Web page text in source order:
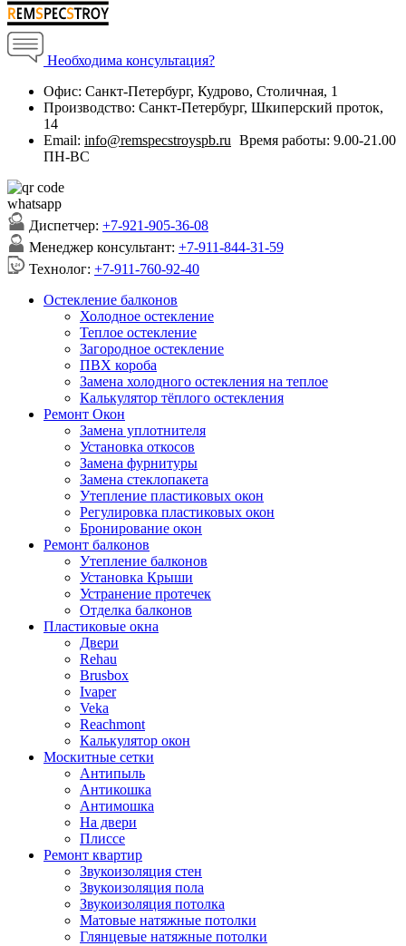
Необходима консультация?
Офис: Санкт-Петербург, Кудрово, Столичная, 1
Производство: Санкт-Петербург, Шкиперский проток,
14
Email: info@remspecstroyspb.ru Время работы: 9.00-21.00
ПН-ВС
Диспетчер: +7-921-905-36-08
Менеджер консультант: +7-911-844-31-59
Технолог: +7-911-760-92-40
Остекление балконов
Холодное остекление
Теплое остекление
Загородное остекление
ПВХ короба
Замена холодного остекления на теплое
Калькулятор тёплого остекления
Ремонт Окон
Замена уплотнителя
Установка откосов
Замена фурнитуры
Замена стеклопакета
Утепление пластиковых окон
Регулировка пластиковых окон
Бронирование окон
Ремонт балконов
Утепление балконов
Установка Крыши
Устранение протечек
Отделка балконов
Пластиковые окна
Двери
Rehau
Brusbox
Ivaper
Veka
Reachmont
Калькулятор окон
Москитные сетки
Антипыль
Антикошка
Антимошка
На двери
Плиссе
Ремонт квартир
Звукоизоляция стен
Звукоизоляция пола
Звукоизоляция потолка
Матовые натяжные потолки
Глянцевые натяжные потолки